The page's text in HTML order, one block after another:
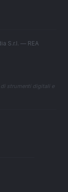
S.r.l. — REA
strumenti digitali e